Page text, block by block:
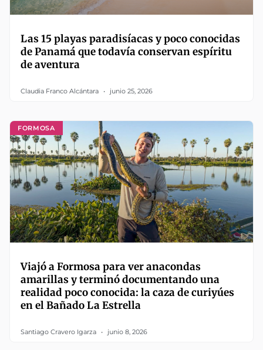
Las 15 playas paradisíacas y poco conocidas
de Panamá que todavía conservan espíritu
de aventura
Claudia Franco Alcántara junio 25, 2026
FORMOSA
Viajó a Formosa para ver anacondas
amarillas y terminó documentando una
realidad poco conocida: la caza de curiyúes
en el Bañado La Estrella
Santiago Cravero Igarza junio 8, 2026